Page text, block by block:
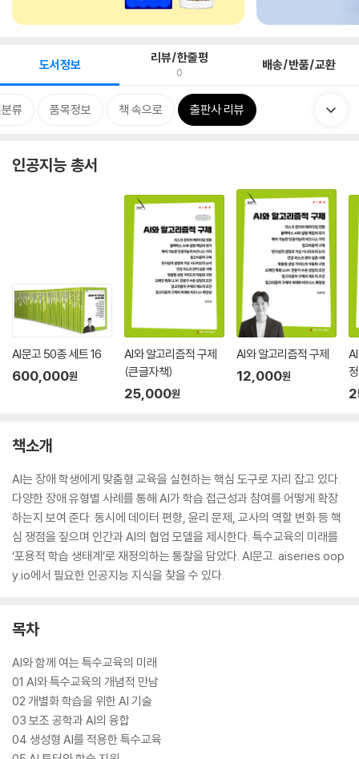
도서정보 리뷰/한줄평
0 배송/반품/교환
류 품목정보 책 속으로 출판사 리뷰
인공지능 총서
AI문고 50종 세트 16
600,000원
AI와 알고리즘적 구제
(큰글자책)
25,000원
AI와 알고리즘적 구제
12,000원
책소개
AI는 장애 학생에게 맞춤형 교육을 실현하는 핵심 도구로 자리 잡고 있다.
다양한 장애 유형별 사례를 통해 AI가 학습 접근성과 참여를 어떻게 확장
하는지 보여 준다. 동시에 데이터 편향, 윤리 문제, 교사의 역할 변화 등 핵
심 쟁점을 짚으며 인간과 AI의 협업 모델을 제시한다. 특수교육의 미래를
‘포용적 학습 생태계’로 재정의하는 통찰을 담았다. AI문고. aiseries.oop
y.io에서 필요한 인공지능 지식을 찾을 수 있다.
목차
AI와 함께 여는 특수교육의 미래
01 AI와 특수교육의 개념적 만남
02 개별화 학습을 위한 AI 기술
03 보조 공학과 AI의 융합
04 생성형 AI를 적용한 특수교육